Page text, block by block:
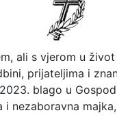
ali s vjerom u
prijateljima i
blago u
i nezaboravna